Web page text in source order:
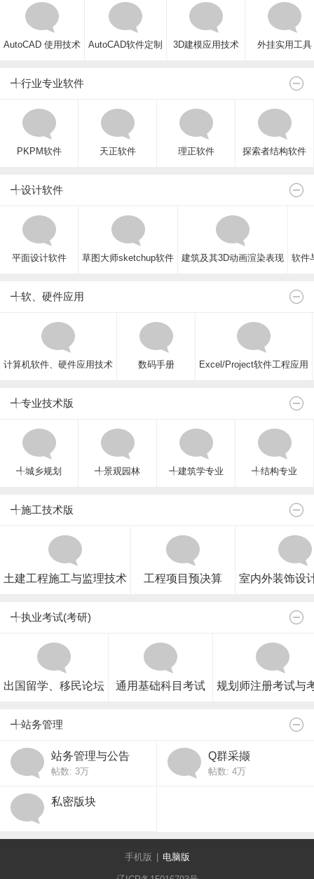
AutoCAD 使用技术 AutoCAD软件定制 3D建模应用技术 外挂实用工具
╃行业专业软件
PKPM软件 天正软件 理正软件 探索者结构软件
╃设计软件
平面设计软件 草图大师sketchup软件 建筑及其3D动画渲染表现 软件
╃软、硬件应用
计算机软件、硬件应用技术 数码手册 Excel/Project软件工程应用
╃专业技术版
╃城乡规划 ╃景观园林 ╃建筑学专业 ╃结构专业
╃施工技术版
土建工程施工与监理技术 工程项目预决算 室内外装饰设
╃执业考试(考研)
出国留学、移民论坛 通用基础科目考试 规划师注册考试与
╃站务管理
站务管理与公告
帖数: 3万
Q群采撷
帖数: 4万
私密版块
手机版 电脑版